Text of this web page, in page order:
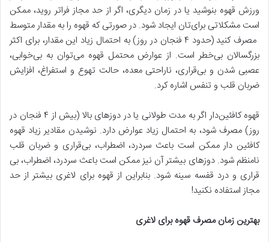
ورزش قهوه بنوشید یا در زمان دیگری، اگر از حد مجاز فراتر روید، ممکن
است مشکلاتی برای‌تان ایجاد شود. در صورتی که قهوه را به مقدار متوسط
مصرف کنید ​​(حدود ۴ فنجان در روز) به احتمال زیاد این مقدار، برای اکثر
بزرگسالان بی‌خطر است. از عوارض محتمل قهوه می‌توان به بی‌خوابی،
عصبی شدن و بی‌قراری، ناراحتی معده، حالت تهوع و استفراغ، افزایش
ضربان قلب و تنفس اشاره کرد.
قهوه کافئین‌دار اگر به مدت طولانی یا در دوزهای بالا (بیش از ۴ فنجان در
روز) مصرف شود، به احتمال زیاد عوارض دارد. نوشیدن مقادیر زیاد قهوه
کافئین دار ممکن است باعث سردرد، اضطراب، بی‌قراری و ضربان قلب
نامنظم شود. دوزهای بیشتر آن نیز ممکن است باعث سردرد، اضطراب، بی
قراری و درد قفسه سینه شود. بنابراین از قهوه برای لاغری بیشتر از حد
مجاز استفاده نکنید!
بهترین زمان مصرف قهوه برای لاغری